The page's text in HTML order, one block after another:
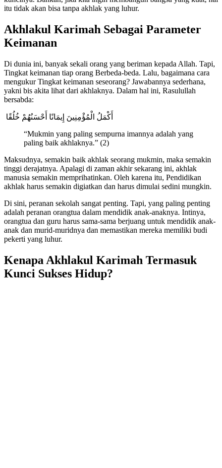
itu tidak akan bisa tanpa akhlak yang luhur.
Akhlakul Karimah Sebagai Parameter
Keimanan
Di dunia ini, banyak sekali orang yang beriman kepada Allah. Tapi,
Tingkat keimanan tiap orang Berbeda-beda. Lalu, bagaimana cara
mengukur Tingkat keimanan seseorang? Jawabannya sederhana,
yakni bis akita lihat dari akhlaknya. Dalam hal ini, Rasulullah
bersabda:
‏ أَكْمَلُ الْمُؤْمِنِينَ إِيمَانًا أَحْسَنُهُمْ خُلُقًا ‏
“Mukmin yang paling sempurna imannya adalah yang
paling baik akhlaknya.” (2)
Maksudnya, semakin baik akhlak seorang mukmin, maka semakin
tinggi derajatnya. Apalagi di zaman akhir sekarang ini, akhlak
manusia semakin memprihatinkan. Oleh karena itu, Pendidikan
akhlak harus semakin digiatkan dan harus dimulai sedini mungkin.
Di sini, peranan sekolah sangat penting. Tapi, yang paling penting
adalah peranan orangtua dalam mendidik anak-anaknya. Intinya,
orangtua dan guru harus sama-sama berjuang untuk mendidik anak-
anak dan murid-muridnya dan memastikan mereka memiliki budi
pekerti yang luhur.
Kenapa Akhlakul Karimah Termasuk
Kunci Sukses Hidup?